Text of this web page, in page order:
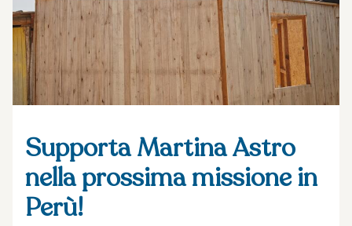
Supporta Martina Astro
nella prossima missione in
Perù!